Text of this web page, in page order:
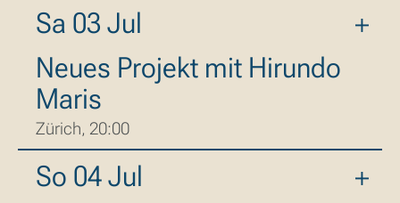
Sa 03 Jul
Neues Projekt mit Hirundo
Maris
Zürich, 20:00
So 04 Jul